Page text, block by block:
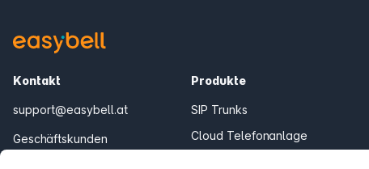
Kontakt
support@easybell.at
Geschäftskunden
Produkte
SIP Trunks
Cloud Telefonanlage